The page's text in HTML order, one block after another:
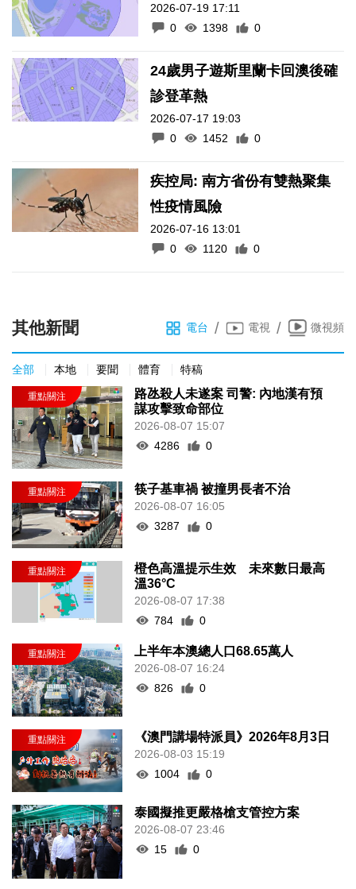
2026-07-19 17:11
0
1398 0
24歲男子遊斯里蘭卡回澳後確
診登革熱
2026-07-17 19:03
0
1452 0
疾控局: 南方省份有雙熱聚集
性疫情風險
2026-07-16 13:01
0
1120 0
其他新聞 電台 / 電視 / 微視頻
全部 本地 要聞 體育 特稿
路氹殺人未遂案 司警: 內地漢有預
謀攻擊致命部位
2026-08-07 15:07
4286
0
筷子基車禍 被撞男長者不治
2026-08-07 16:05
3287
0
橙色高溫提示生效 未來數日最高
溫36°C
2026-08-07 17:38
784
0
上半年本澳總人口68.65萬人
2026-08-07 16:24
826
0
《澳門講場特派員》2026年8月3日
2026-08-03 15:19
1004
0
泰國擬推更嚴格槍支管控方案
2026-08-07 23:46
15
0